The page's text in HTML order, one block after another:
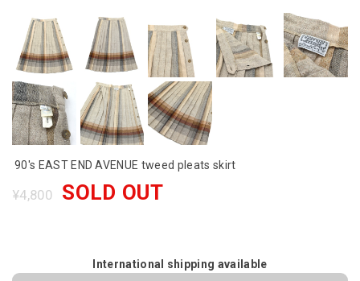
90's EAST END AVENUE tweed pleats skirt
¥4,800 SOLD OUT
International shipping available